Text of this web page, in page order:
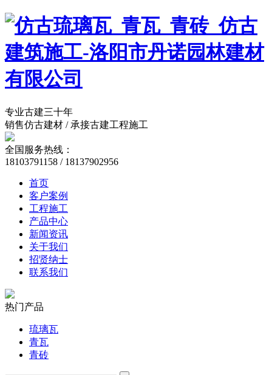
专业古建三十年
销售仿古建材 / 承接古建工程施工
全国服务热线：
18103791158 / 18137902956
首页
客户案例
工程施工
产品中心
新闻资讯
关于我们
招贤纳士
联系我们
热门产品
琉璃瓦
青瓦
青砖